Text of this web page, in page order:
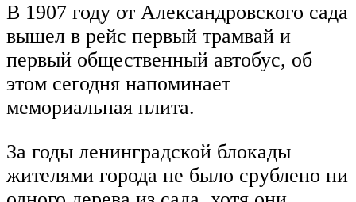
В 1907 году от Александровского сада
вышел в рейс первый трамвай и
первый общественный автобус, об
этом сегодня напоминает
мемориальная плита.
За годы ленинградской блокады
жителями города не было срублено ни